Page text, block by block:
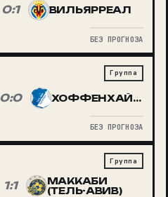
0:1 ВИЛЬЯРРЕАЛ
БЕЗ ПРОГНОЗА
Группа
0:0 ХОФФЕНХАЙМ
БЕЗ ПРОГНОЗА
Группа
1:1
МАККАБИ
(ТЕЛЬ-АВИВ)